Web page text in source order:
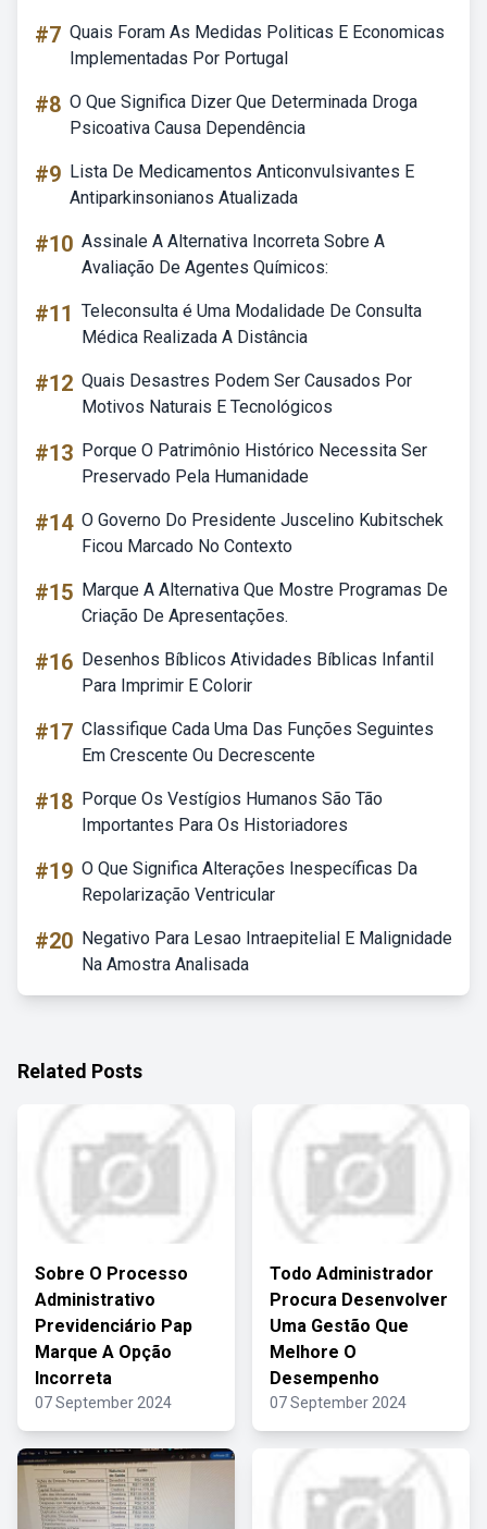
#7 Quais Foram As Medidas Politicas E Economicas
Implementadas Por Portugal
#8 O Que Significa Dizer Que Determinada Droga
Psicoativa Causa Dependência
#9 Lista De Medicamentos Anticonvulsivantes E
Antiparkinsonianos Atualizada
#10 Assinale A Alternativa Incorreta Sobre A
Avaliação De Agentes Químicos:
#11 Teleconsulta é Uma Modalidade De Consulta
Médica Realizada A Distância
#12 Quais Desastres Podem Ser Causados Por
Motivos Naturais E Tecnológicos
#13 Porque O Patrimônio Histórico Necessita Ser
Preservado Pela Humanidade
#14 O Governo Do Presidente Juscelino Kubitschek
Ficou Marcado No Contexto
#15 Marque A Alternativa Que Mostre Programas De
Criação De Apresentações.
#16 Desenhos Bíblicos Atividades Bíblicas Infantil
Para Imprimir E Colorir
#17 Classifique Cada Uma Das Funções Seguintes
Em Crescente Ou Decrescente
#18 Porque Os Vestígios Humanos São Tão
Importantes Para Os Historiadores
#19 O Que Significa Alterações Inespecíficas Da
Repolarização Ventricular
#20 Negativo Para Lesao Intraepitelial E Malignidade
Na Amostra Analisada
Related Posts
Sobre O Processo
Administrativo
Previdenciário Pap
Marque A Opção
Incorreta
07 September 2024
Todo Administrador
Procura Desenvolver
Uma Gestão Que
Melhore O
Desempenho
07 September 2024